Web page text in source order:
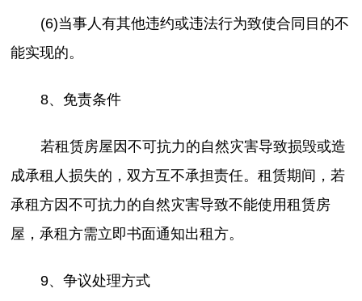
(6)当事人有其他违约或违法行为致使合同目的不
能实现的。
8、免责条件
若租赁房屋因不可抗力的自然灾害导致损毁或造
成承租人损失的，双方互不承担责任。租赁期间，若
承租方因不可抗力的自然灾害导致不能使用租赁房
屋，承租方需立即书面通知出租方。
9、争议处理方式